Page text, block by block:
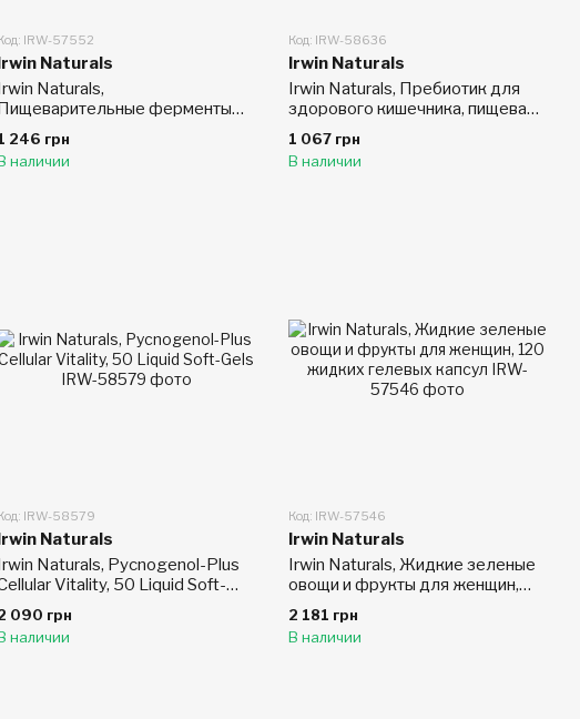
IRW-57552
Naturals
Naturals,
ферменты
45 мягких
капсул с
246 грн
наличии
Код: IRW-58636
Irwin Naturals
Irwin Naturals, Пребиотик для
здорового кишечника, пищевая
подкормки полезных бактерий,
60 мягких желатиновых капсул
1 067 грн
В наличии
IRW-58579
Irwin Naturals
Irwin Naturals, Pycnogenol-Plus
Vitality, 50 Liquid Soft-
Gels
090 грн
наличии
Код: IRW-57546
Irwin Naturals
Irwin Naturals, Жидкие зеленые
овощи и фрукты для женщин,
120 жидких гелевых капсул
2 181 грн
В наличии